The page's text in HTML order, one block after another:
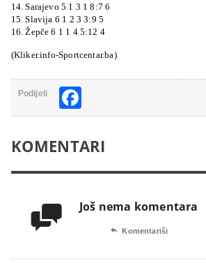
14. Sarajevo 5 1 3 1 8:7 6
15. Slavija 6 1 2 3 3:9 5
16. Žepče 6 1 1 4 5:12 4
(Kliker.info-Sportcentar.ba)
Podijeli
KOMENTARI
 Još nema komentara
 Komentariši